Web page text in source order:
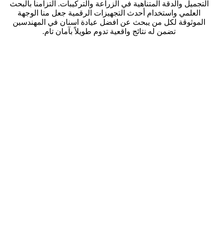
التجميل والدقة المتناهية في الزراعة والتركيبات. التزامنا بالبحث
العلمي واستخدام أحدث التجهيزات الرقمية جعل منا الوجهة
الموثوقة لكل من يبحث عن افضل عيادة اسنان في المهندسين
تضمن له نتائج واقعية تدوم طويلاً بآمان تام.